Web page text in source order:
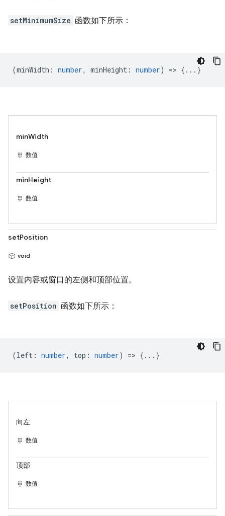
setMinimumSize 函数如下所示：
(minWidth : number, minHeight : number) => {...}
minWidth
数值
minHeight
数值
setPosition
void
设置内容或窗口的左侧和顶部位置。
setPosition 函数如下所示：
(left : number, top : number) => {...}
向左
数值
顶部
数值